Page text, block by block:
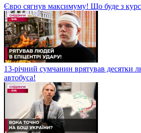
Євро сягнув максимуму! Що буде з
13-річний сумчанин врятував десятки
автобуса!